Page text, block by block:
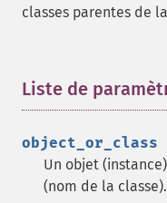
classes parentes de
Liste de
object_or_class
Un objet
(nom de la classe).